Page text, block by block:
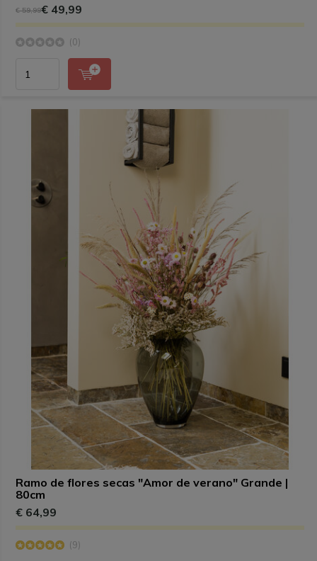
€ 59,99€ 49,99
(0)
Ramo de flores secas "Amor de verano" Grande |
80cm
€ 64,99
(9)